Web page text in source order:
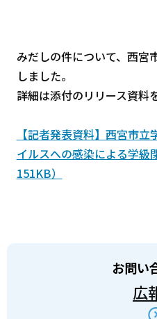
みだしの件について、西宮
しました。
詳細は添付のリリース資料
【記者発表資料】西宮市
イルスへの感染による学級
151KB）
お問い
広